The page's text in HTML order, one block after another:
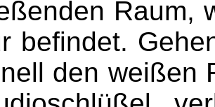
Raum,
befindet.
den weißen